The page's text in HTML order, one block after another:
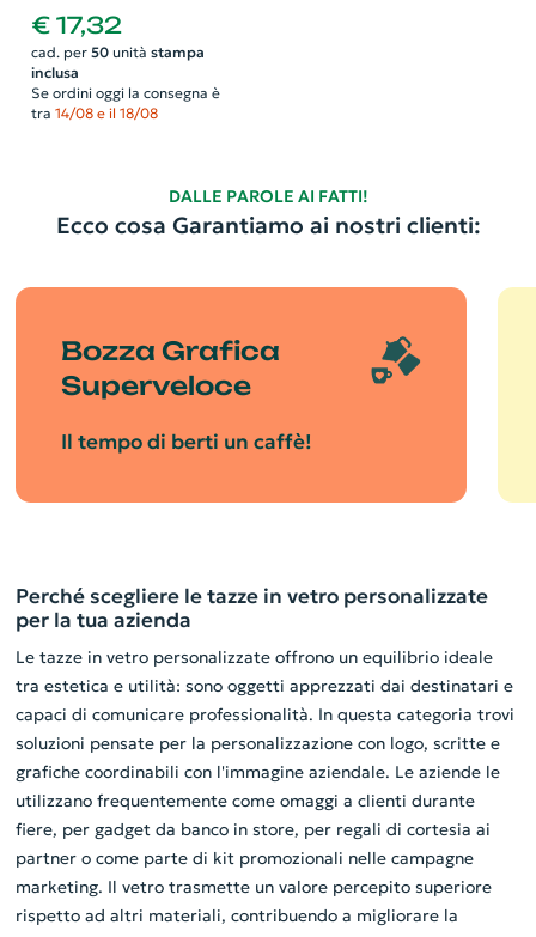
bambù
€ 17,32
cad. per 50unità stampa
inclusa
Se ordini oggi la consegna è
tra 14/08 e il 18/08
DALLE PAROLE AI FATTI!
Ecco cosa Garantiamo ai nostri clienti:
Bozza Grafica
Superveloce
Il tempo di berti un caffè!
Perché scegliere le tazze in vetro personalizzate
per la tua azienda
Le tazze in vetro personalizzate offrono un equilibrio ideale
tra estetica e utilità: sono oggetti apprezzati dai destinatari e
capaci di comunicare professionalità. In questa categoria trovi
soluzioni pensate per la personalizzazione con logo, scritte e
grafiche coordinabili con l'immagine aziendale. Le aziende le
utilizzano frequentemente come omaggi a clienti durante
fiere, per gadget da banco in store, per regali di cortesia ai
partner o come parte di kit promozionali nelle campagne
marketing. Il vetro trasmette un valore percepito superiore
rispetto ad altri materiali, contribuendo a migliorare la